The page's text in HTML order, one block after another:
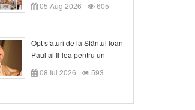
05 Aug 2026 605
Opt sfaturi de la Sfântul Ioan
Paul al II-lea pentru un
creștin
08 Iul 2026 593